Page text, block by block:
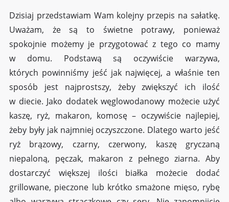
Dzisiaj przedstawiam Wam kolejny przepis na sałatkę.
Uważam, że są to świetne potrawy, ponieważ
spokojnie możemy je przygotować z tego co mamy
w domu. Podstawą są oczywiście warzywa,
których powinniśmy jeść jak najwięcej, a właśnie ten
sposób jest najprostszy, żeby zwiększyć ich ilość
w diecie. Jako dodatek węglowodanowy możecie użyć
kaszę, ryż, makaron, komosę – oczywiście najlepiej,
żeby były jak najmniej oczyszczone. Dlatego warto jeść
ryż brązowy, czarny, czerwony, kaszę gryczaną
niepaloną, pęczak, makaron z pełnego ziarna. Aby
dostarczyć większej ilości białka możecie dodać
grillowane, pieczone lub krótko smażone mięso, rybę